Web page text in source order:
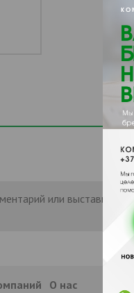
или выставить
О нас